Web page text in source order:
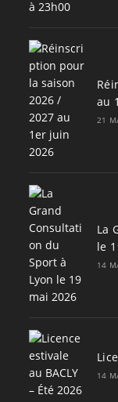
au
21
La
le
14
14